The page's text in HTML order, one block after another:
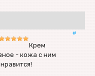
#
Крем
- кожа с ним